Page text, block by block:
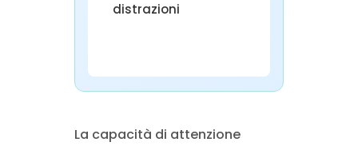
distrazioni
La capacità di attenzione